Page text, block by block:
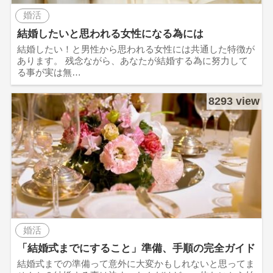
婚活
結婚したいと思われる女性になる為には
結婚したい！と男性から思われる女性には共通した特徴が
あります。 残念ながら、あなたが結婚する為に努力して
る事が実は無…
8293 view
婚活
「結婚式までにすること」準備、手順の完全ガイド
結婚式までの準備って意外に大変かもしれないと思ってま